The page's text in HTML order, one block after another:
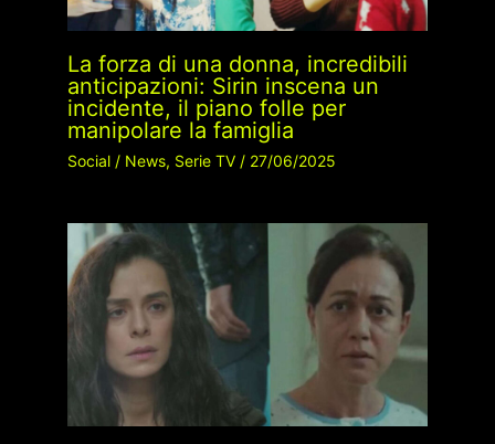
La forza di una donna, incredibili
anticipazioni: Sirin inscena un
incidente, il piano folle per
manipolare la famiglia
Social/ News, Serie TV/ 27/06/2025